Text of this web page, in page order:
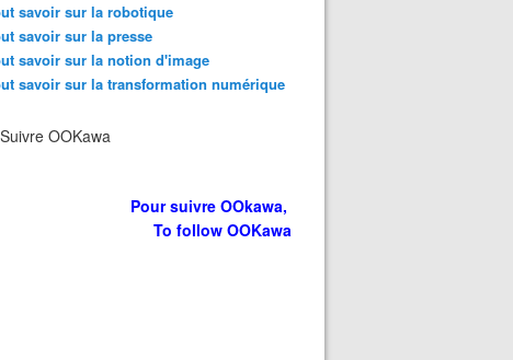
savoir sur la robotique
savoir sur la presse
savoir sur la notion d'image
savoir sur la transformation numérique
OOKawa
Pour suivre OOkawa,
To follow OOKawa